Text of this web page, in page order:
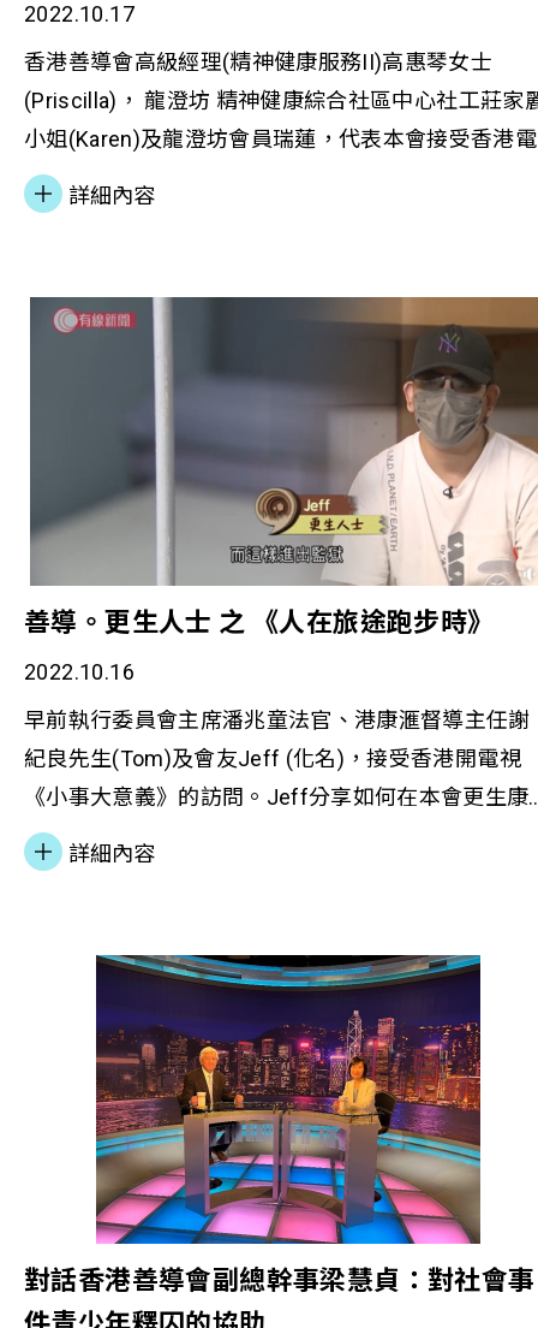
2022.10.17
香港善導會高級經理(精神健康服務II)高惠琴女士
(Priscilla)， 龍澄坊 精神健康綜合社區中心社工莊家
小姐(Karen)及龍澄坊會員瑞蓮，代表本會接受香港電
台《精靈一點》訪問，介紹「童樂坊」計劃如何支援
精神復元人士家庭，以及分享透過「童說童心 - 兒童
詳細內容
善導。更生人士 之 《人在旅途跑步時》
2022.10.16
早前執行委員會主席潘兆童法官、港康滙督導主任謝
紀良先生(Tom)及會友Jeff (化名)，接受香港開電視
《小事大意義》的訪問。Jeff分享如何在本會更生康
服務的幫助及社工的陪伴下，順利融入社會及重建自
立生活。
詳細內容
對話香港善導會副總幹事梁慧貞：對社會事